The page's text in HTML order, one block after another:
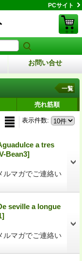
PCサイト
お問い合せ
一覧
売れ筋順
表示件数:
a tres
Bean3]
ルマガでご連絡い
seville a longue
ルマガでご連絡い